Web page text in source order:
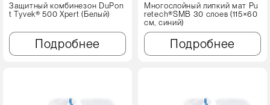
Защитный комбинезон DuPon
t Tyvek® 500 Xpert (Белый)
Подробнее
Многослойный липкий мат Pu
retech®SMB 30 слоев (115×60
см, синий)
Подробнее